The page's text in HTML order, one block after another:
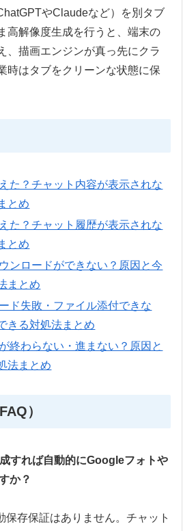
やClaudeなど）を別タブ
高解像度生成を行うと、端末の
、描画エンジンが真っ先にクラ
時はタブをクリーンな状態に保
た？チャット内容が表示されな
とめ
た？チャット履歴が表示されな
とめ
ンロードができない？原因と今
まとめ
ド失敗・ファイル添付できな
きる対処法まとめ
終わらない・進まない？原因と
法まとめ
）
すれば自動的にGoogleフォトや
か？
保存保証はありません。チャット